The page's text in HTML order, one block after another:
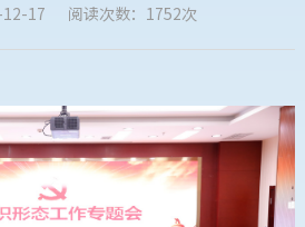
17 阅读次数：1752次